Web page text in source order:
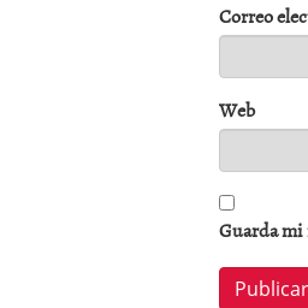
Correo
Web
Guarda mi